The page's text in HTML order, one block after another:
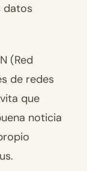
datos
(Red
de redes
que
noticia